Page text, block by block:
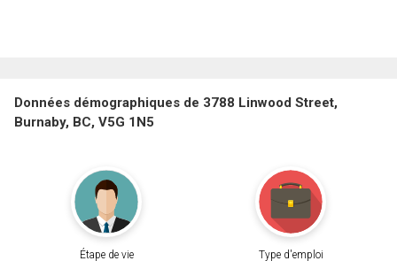
Données démographiques de 3788 Linwood Street,
Burnaby, BC, V5G 1N5
Étape de vie Type d'emploi